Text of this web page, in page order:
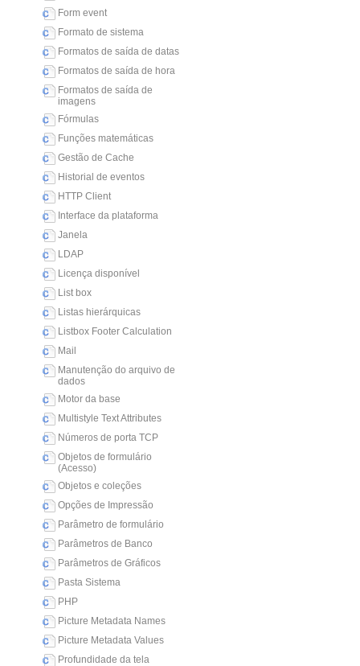
Form event
Formato de sistema
Formatos de saída de datas
Formatos de saída de hora
Formatos de saída de
imagens
Fórmulas
Funções matemáticas
Gestão de Cache
Historial de eventos
HTTP Client
Interface da plataforma
Janela
LDAP
Licença disponível
List box
Listas hierárquicas
Listbox Footer Calculation
Mail
Manutenção do arquivo de
dados
Motor da base
Multistyle Text Attributes
Números de porta TCP
Objetos de formulário
(Acesso)
Objetos e coleções
Opções de Impressão
Parâmetro de formulário
Parâmetros de Banco
Parâmetros de Gráficos
Pasta Sistema
PHP
Picture Metadata Names
Picture Metadata Values
Profundidade da tela